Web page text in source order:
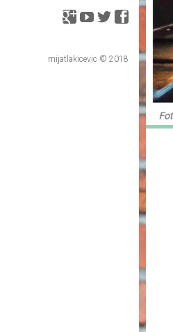
mijatlakicevic © 2018